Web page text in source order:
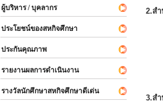
ริหาร / บุคลากร
ะโยชน์ของสหกิจศึกษา
ะกันคุณภาพ
ยงานผลการดำเนินงาน
งวัลนักศึกษาสหกิจศึกษาดีเด่น
2.ส
3.ส